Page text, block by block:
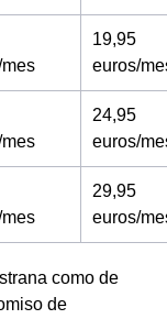
19,95
euros/
24,95
euros/
29,95
euros/
como de
de